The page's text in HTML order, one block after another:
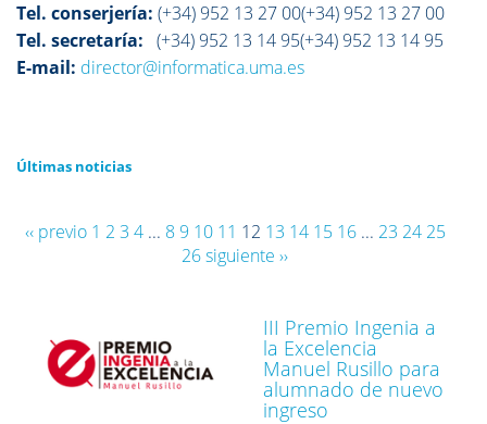
Tel. conserjería: (+34) 952 13 27 00(+34) 952 13 27 00
Tel. secretaría: (+34) 952 13 14 95(+34) 952 13 14 95
E-mail: director@informatica.uma.es
Últimas noticias
‹‹ previo 1 2 3 4... 8 9 10 11 12 13 14 15 16... 23 24 25
26siguiente ››
III Premio Ingenia a
la Excelencia
Manuel Rusillo para
alumnado de nuevo
ingreso